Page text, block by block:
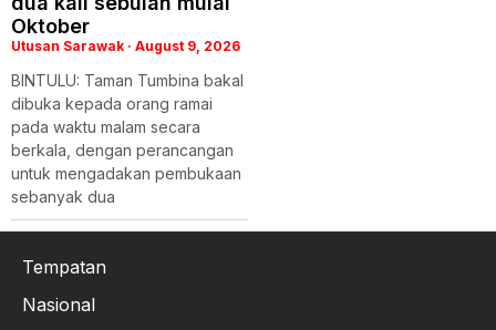
Oktober
Utusan Sarawak August 9, 2026
BINTULU: Taman Tumbina bakal
dibuka kepada orang ramai
pada waktu malam secara
berkala, dengan perancangan
untuk mengadakan pembukaan
sebanyak dua
Tempatan
Nasional